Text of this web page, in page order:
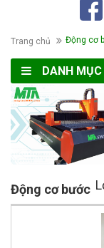
Trang chủ Động cơ
DANH
Động cơ bước